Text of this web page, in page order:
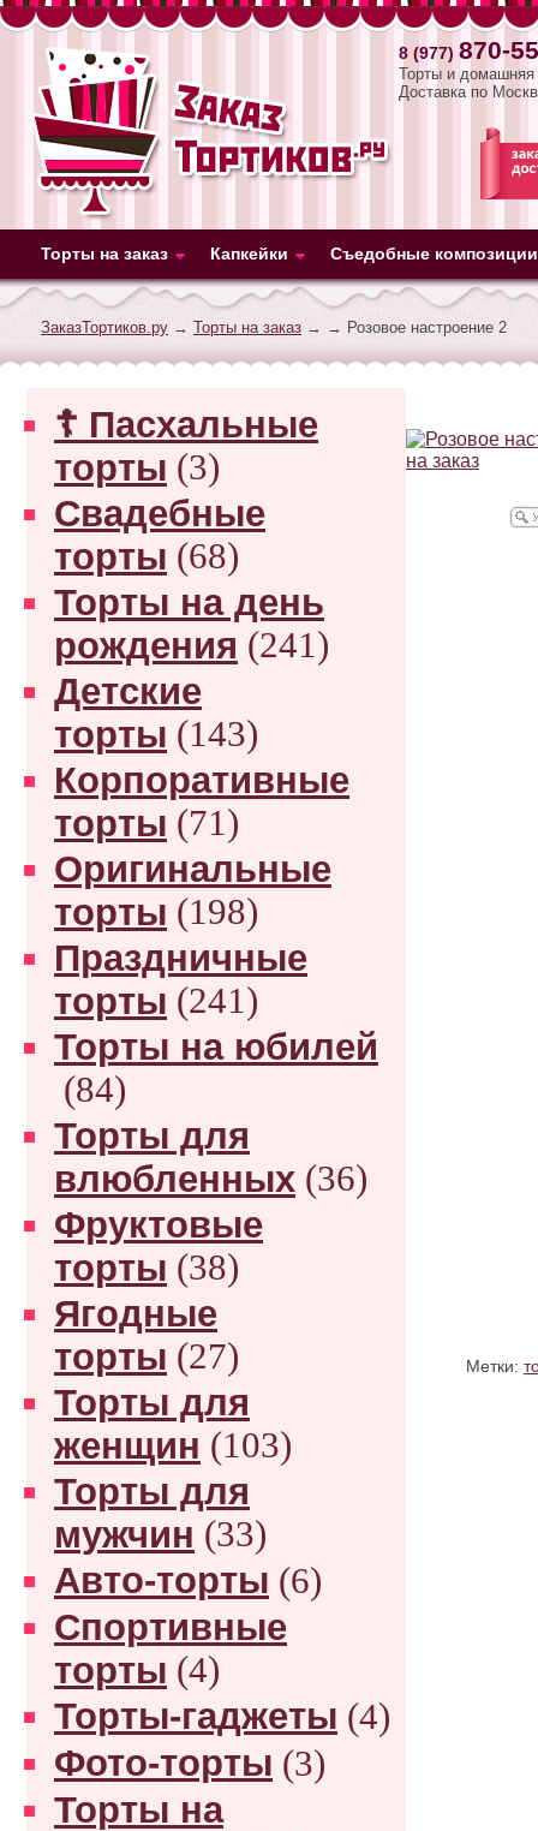
8 (977) 870-
Торты и домашняя
Доставка по
Торты на заказ Капкейки Съедобные композиции
ЗаказТортиков.ру → Торты на заказ → → Розовое настроение 2
☦ Пасхальные
торты (3)
Свадебные
торты (68)
Торты на день
рождения (241)
Детские
торты (143)
Корпоративные
торты (71)
Оригинальные
торты (198)
Праздничные
торты (241)
Торты на юбилей
(84)
Торты для
влюбленных (36)
Фруктовые
торты (38)
Ягодные
торты (27)
Торты для
женщин (103)
Торты для
мужчин (33)
Авто-торты (6)
Спортивные
торты (4)
Торты-гаджеты (4)
Фото-торты (3)
Торты на
Метки: